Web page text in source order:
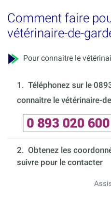
Comment faire
vétérinaire-de-
Pour connaitre le
1. Téléphonez sur le
connaitre le vétérinaire-
2. Obtenez les
suivre pour le contacter